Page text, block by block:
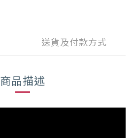
送貨及付款方式
商品描述